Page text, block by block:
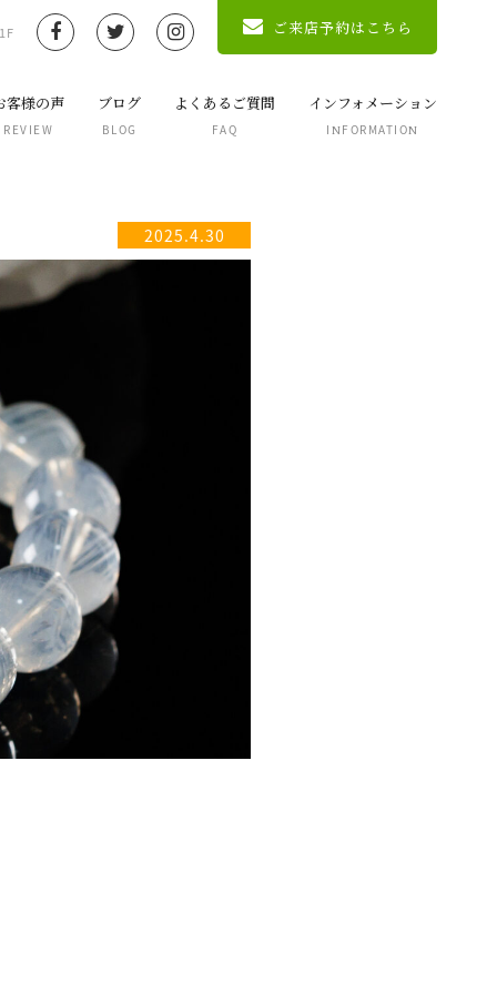
ご来店予約はこちら
客様の声
REVIEW
ブログ
BLOG
よくあるご質問
FAQ
インフォメーション
INFORMATION
2025.4.30